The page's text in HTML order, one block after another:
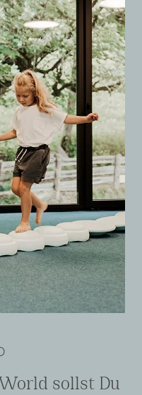
sollst Du